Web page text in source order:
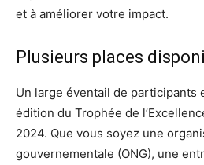
et à améliorer votre impact.
Plusieurs places
Un large éventail de participants
édition du Trophée de
2024. Que vous soyez une
gouvernementale (ONG), une